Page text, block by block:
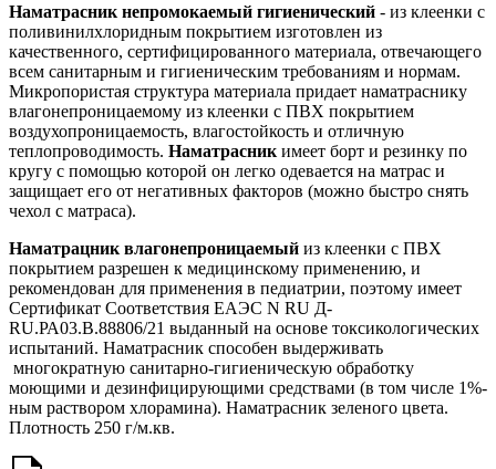
Наматрасник непромокаемый гигиенический - из клеенки с
поливинилхлоридным покрытием изготовлен из
качественного, сертифицированного материала, отвечающего
всем санитарным и гигиеническим требованиям и нормам.
Микропористая структура материала придает наматраснику
влагонепроницаемому из клеенки с ПВХ покрытием
воздухопроницаемость, влагостойкость и отличную
теплопроводимость. Наматрасник имеет борт и резинку по
кругу с помощью которой он легко одевается на матрас и
защищает его от негативных факторов (можно быстро снять
чехол с матраса).
Наматрацник влагонепроницаемый из клеенки с ПВХ
покрытием разрешен к медицинскому применению, и
рекомендован для применения в педиатрии, поэтому имеет
Сертификат Соответствия ЕАЭС N RU Д-
RU.РА03.В.88806/21 выданный на основе токсикологических
испытаний. Наматрасник способен выдерживать
многократную санитарно-гигиеническую обработку
моющими и дезинфицирующими средствами (в том числе 1%-
ным раствором хлорамина). Наматрасник зеленого цвета.
Плотность 250 г/м.кв.